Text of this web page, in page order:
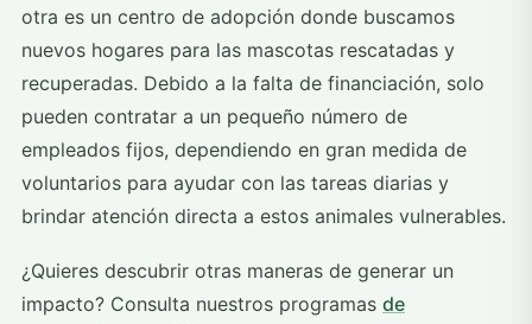
otra es un centro de adopción donde buscamos
nuevos hogares para las mascotas rescatadas y
recuperadas. Debido a la falta de financiación, solo
pueden contratar a un pequeño número de
empleados fijos, dependiendo en gran medida de
voluntarios para ayudar con las tareas diarias y
brindar atención directa a estos animales vulnerables.
¿Quieres descubrir otras maneras de generar un
impacto? Consulta nuestros programas de